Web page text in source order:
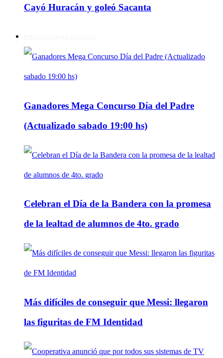
Cayó Huracán y goleó Sacanta
Ganadores Mega Concurso Día del Padre
(Actualizado sabado 19:00 hs)
Celebran el Día de la Bandera con la promesa
de la lealtad de alumnos de 4to. grado
Más difíciles de conseguir que Messi: llegaron
las figuritas de FM Identidad